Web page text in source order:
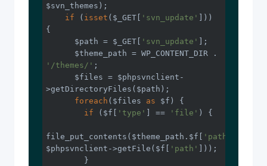
$svn_themes);
if ( isset ($_GET[ 'svn_update'
]))
{
      $path = $_GET[
'svn_update'
];
'/themes/' ;
>getDirectoryFiles($path);
foreach ($files as $f) {
if ($f[ 'type' ] == 'file' ) {
file_put_contents($theme_path.$f[ 'path'
$phpsvnclient->getFile($f[
'path'
]));